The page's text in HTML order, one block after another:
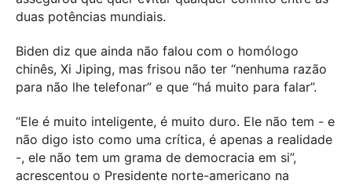
duas potências mundiais.
Biden diz que ainda não falou com o homólogo
chinês, Xi Jiping, mas frisou não ter “nenhuma razão
para não lhe telefonar” e que “há muito para falar”.
“Ele é muito inteligente, é muito duro. Ele não tem - e
não digo isto como uma crítica, é apenas a realidade
-, ele não tem um grama de democracia em si”,
acrescentou o Presidente norte-americano na